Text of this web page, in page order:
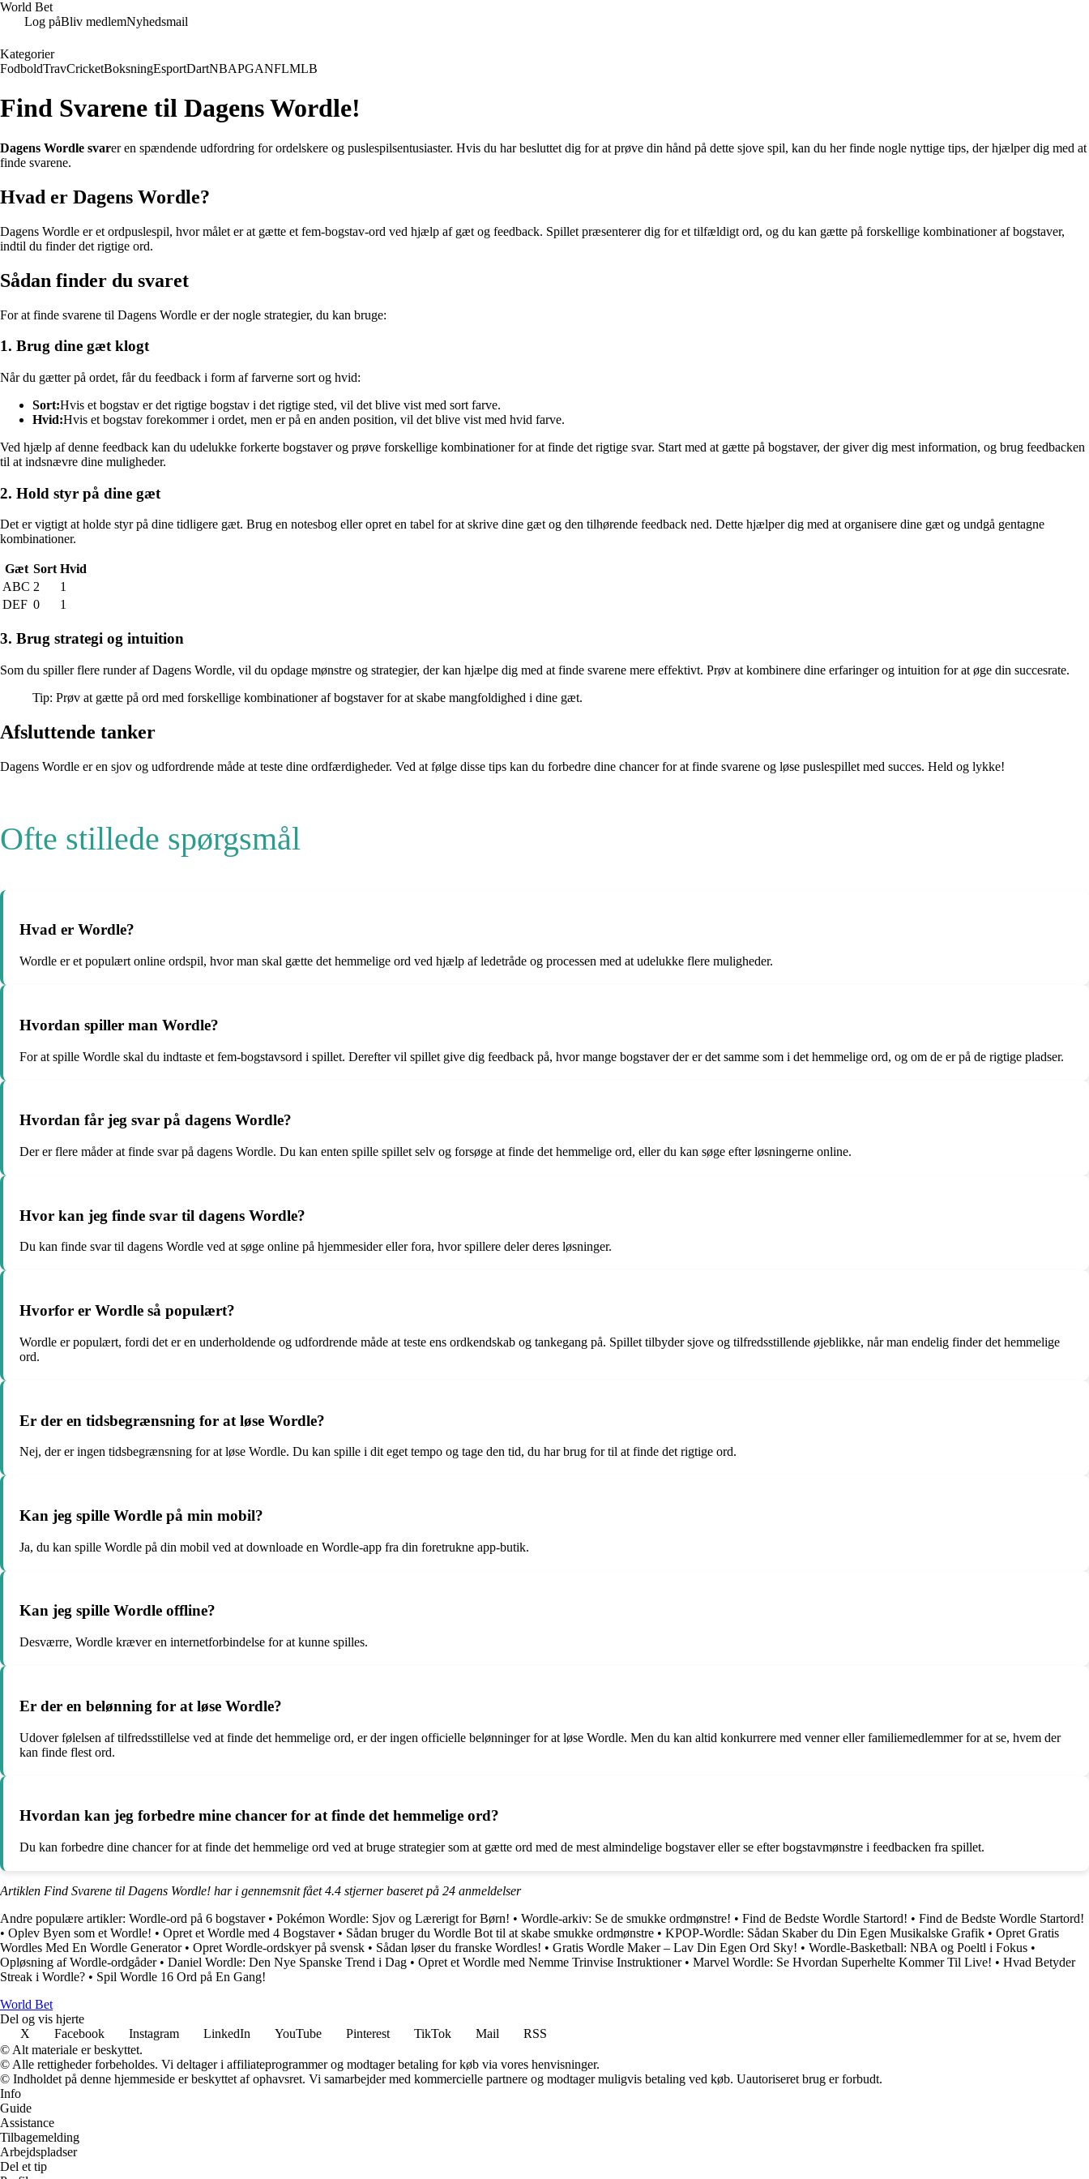
World Bet
Log påBliv medlemNyhedsmail
Kategorier
FodboldTravCricketBoksningEsportDartNBAPGANFLMLB
Find Svarene til Dagens Wordle!
Dagens Wordle svarer en spændende udfordring for ordelskere og puslespilsentusiaster. Hvis du har besluttet dig for at prøve din hånd på dette sjove spil, kan du her finde nogle nyttige tips, der hjælper dig med at
finde svarene.
Hvad er Dagens Wordle?
Dagens Wordle er et ordpuslespil, hvor målet er at gætte et fem-bogstav-ord ved hjælp af gæt og feedback. Spillet præsenterer dig for et tilfældigt ord, og du kan gætte på forskellige kombinationer af bogstaver,
indtil du finder det rigtige ord.
Sådan finder du svaret
For at finde svarene til Dagens Wordle er der nogle strategier, du kan bruge:
1. Brug dine gæt klogt
Når du gætter på ordet, får du feedback i form af farverne sort og hvid:
Sort:Hvis et bogstav er det rigtige bogstav i det rigtige sted, vil det blive vist med sort farve.
Hvid:Hvis et bogstav forekommer i ordet, men er på en anden position, vil det blive vist med hvid farve.
Ved hjælp af denne feedback kan du udelukke forkerte bogstaver og prøve forskellige kombinationer for at finde det rigtige svar. Start med at gætte på bogstaver, der giver dig mest information, og brug feedbacken
til at indsnævre dine muligheder.
2. Hold styr på dine gæt
Det er vigtigt at holde styr på dine tidligere gæt. Brug en notesbog eller opret en tabel for at skrive dine gæt og den tilhørende feedback ned. Dette hjælper dig med at organisere dine gæt og undgå gentagne
kombinationer.
Gæt Sort Hvid
ABC 2
1
DEF 0 1
3. Brug strategi og intuition
Som du spiller flere runder af Dagens Wordle, vil du opdage mønstre og strategier, der kan hjælpe dig med at finde svarene mere effektivt. Prøv at kombinere dine erfaringer og intuition for at øge din succesrate.
Tip: Prøv at gætte på ord med forskellige kombinationer af bogstaver for at skabe mangfoldighed i dine gæt.
Afsluttende tanker
Dagens Wordle er en sjov og udfordrende måde at teste dine ordfærdigheder. Ved at følge disse tips kan du forbedre dine chancer for at finde svarene og løse puslespillet med succes. Held og lykke!
Ofte stillede spørgsmål
Hvad er Wordle?
Wordle er et populært online ordspil, hvor man skal gætte det hemmelige ord ved hjælp af ledetråde og processen med at udelukke flere muligheder.
Hvordan spiller man Wordle?
For at spille Wordle skal du indtaste et fem-bogstavsord i spillet. Derefter vil spillet give dig feedback på, hvor mange bogstaver der er det samme som i det hemmelige ord, og om de er på de rigtige pladser.
Hvordan får jeg svar på dagens Wordle?
Der er flere måder at finde svar på dagens Wordle. Du kan enten spille spillet selv og forsøge at finde det hemmelige ord, eller du kan søge efter løsningerne online.
Hvor kan jeg finde svar til dagens Wordle?
Du kan finde svar til dagens Wordle ved at søge online på hjemmesider eller fora, hvor spillere deler deres løsninger.
Hvorfor er Wordle så populært?
Wordle er populært, fordi det er en underholdende og udfordrende måde at teste ens ordkendskab og tankegang på. Spillet tilbyder sjove og tilfredsstillende øjeblikke, når man endelig finder det hemmelige
ord.
Er der en tidsbegrænsning for at løse Wordle?
Nej, der er ingen tidsbegrænsning for at løse Wordle. Du kan spille i dit eget tempo og tage den tid, du har brug for til at finde det rigtige ord.
Kan jeg spille Wordle på min mobil?
Ja, du kan spille Wordle på din mobil ved at downloade en Wordle-app fra din foretrukne app-butik.
Kan jeg spille Wordle offline?
Desværre, Wordle kræver en internetforbindelse for at kunne spilles.
Er der en belønning for at løse Wordle?
Udover følelsen af tilfredsstillelse ved at finde det hemmelige ord, er der ingen officielle belønninger for at løse Wordle. Men du kan altid konkurrere med venner eller familiemedlemmer for at se, hvem der
kan finde flest ord.
Hvordan kan jeg forbedre mine chancer for at finde det hemmelige ord?
Du kan forbedre dine chancer for at finde det hemmelige ord ved at bruge strategier som at gætte ord med de mest almindelige bogstaver eller se efter bogstavmønstre i feedbacken fra spillet.
Artiklen Find Svarene til Dagens Wordle! har i gennemsnit fået4.4 stjerner baseret på 24 anmeldelser
Andre populære artikler: Wordle-ord på 6 bogstaver• Pokémon Wordle: Sjov og Lærerigt for Børn! • Wordle-arkiv: Se de smukke ordmønstre! • Find de Bedste Wordle Startord! • Find de Bedste Wordle Startord!
• Oplev Byen som et Wordle! • Opret et Wordle med 4 Bogstaver• Sådan bruger du Wordle Bot til at skabe smukke ordmønstre • KPOP-Wordle: Sådan Skaber du Din Egen Musikalske Grafik • Opret Gratis
Wordles Med En Wordle Generator• Opret Wordle-ordskyer på svensk • Sådan løser du franske Wordles! • Gratis Wordle Maker – Lav Din Egen Ord Sky! • Wordle-Basketball: NBA og Poeltl i Fokus •
Opløsning af Wordle-ordgåder• Daniel Wordle: Den Nye Spanske Trend i Dag • Opret et Wordle med Nemme Trinvise Instruktioner• Marvel Wordle: Se Hvordan Superhelte Kommer Til Live! • Hvad Betyder
Streak i Wordle? • Spil Wordle 16 Ord på En Gang!
World Bet
Del og vis hjerte
X
Facebook Instagram LinkedIn YouTube Pinterest TikTok Mail
RSS
© Alt materiale er beskyttet.
© Alle rettigheder forbeholdes. Vi deltager i affiliateprogrammer og modtager betaling for køb via vores henvisninger.
© Indholdet på denne hjemmeside er beskyttet af ophavsret. Vi samarbejder med kommercielle partnere og modtager muligvis betaling ved køb. Uautoriseret brug er forbudt.
Info
Guide
Assistance
Tilbagemelding
Arbejdspladser
Del et tip